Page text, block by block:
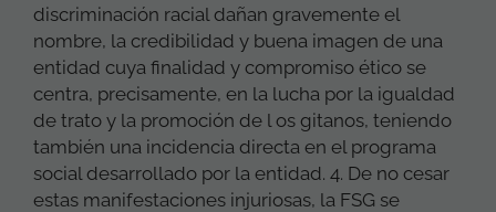
discriminación racial dañan gravemente el
nombre, la credibilidad y buena imagen de una
entidad cuya finalidad y compromiso ético se
centra, precisamente, en la lucha por la igualdad
de trato y la promoción de l os gitanos, teniendo
también una incidencia directa en el programa
social desarrollado por la entidad. 4. De no cesar
estas manifestaciones injuriosas, la FSG se